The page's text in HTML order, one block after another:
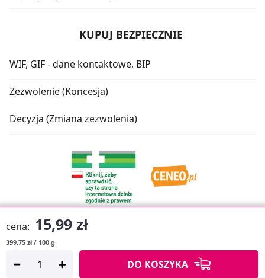
cena: 15,99 zł
399,75 zł / 100 g
DO KOSZYKA
KUPUJ BEZPIECZNIE
WIF, GIF - dane kontaktowe, BIP
Zezwolenie (Koncesja)
Decyzja (Zmiana zezwolenia)
Copyright © 2026
APTUSSHOP
Projekt strony: MEDICARE.PL iAPTUS.PL